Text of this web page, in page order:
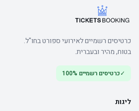
כרטיסים רשמיים לאירועי ספורט בחו"ל.
בטוח, מהיר ובעברית.
✓כרטיסים רשמיים 100%
ליגות